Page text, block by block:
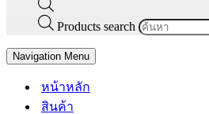
Products search
Navigation Menu
หน้าหลัก
สินค้า